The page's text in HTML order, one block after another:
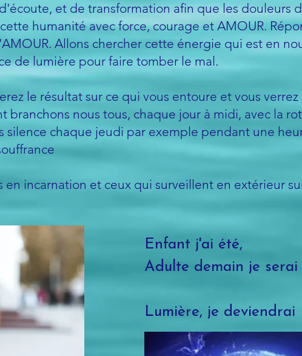
et de transformation afin que les douleurs
humanité avec force, courage et AMOUR.
Allons chercher cette énergie qui est en
de lumière pour faire tomber le mal.
le résultat sur ce qui vous entoure et vous verrez
branchons nous tous, chaque jour à midi, avec la
silence chaque jeudi par exemple pendant une
incarnation et ceux qui surveillent en extérieur
Enfant j'ai été,
Adulte demain je serai
Lumière, je deviendrai